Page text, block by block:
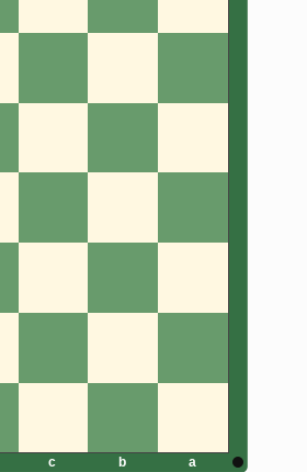
c b a